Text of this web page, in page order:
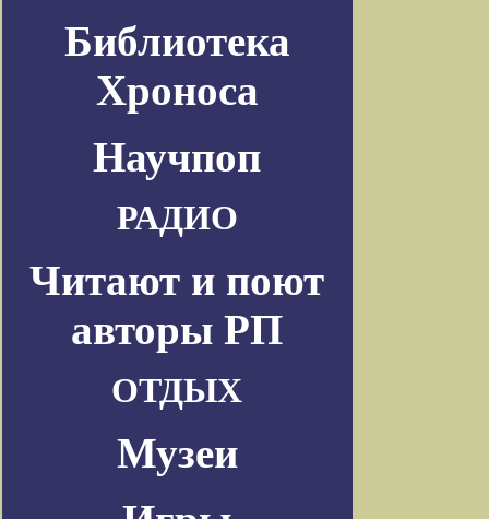
Библиотека
Хроноса
Научпоп
РАДИО
Читают и поют
авторы РП
ОТДЫХ
Музеи